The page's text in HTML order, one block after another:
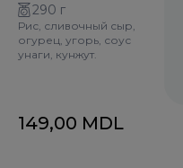
290 г
Рис, сливочный сыр,
огурец, угорь, соус
унаги, кунжут.
149,00 MDL